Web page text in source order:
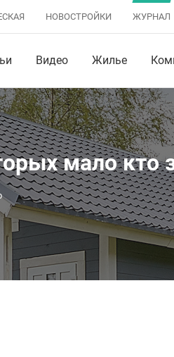
НОВОСТРОЙКИ ЖУРНАЛ
Видео Жилье
мало кто